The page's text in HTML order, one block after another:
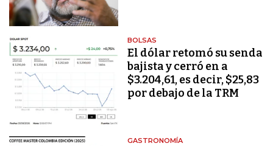
BOLSAS
El dólar retomó su senda
bajista y cerró en a
$3.204,61, es decir, $25,83
por debajo de la TRM
GASTRONOMÍA